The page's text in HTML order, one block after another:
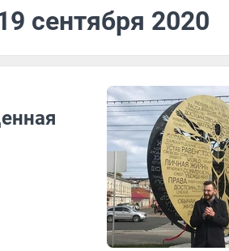
сентября 2020